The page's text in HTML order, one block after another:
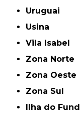
Uruguai
Usina
Vila Isabel
Zona Norte
Zona Oeste
Zona Sul
ilha do